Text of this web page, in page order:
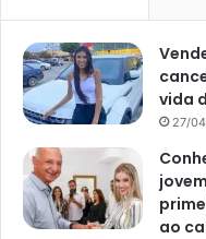
vida
27/
ao